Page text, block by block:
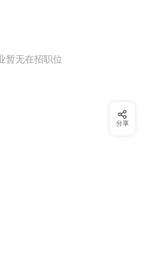
暂无在招职位
分享